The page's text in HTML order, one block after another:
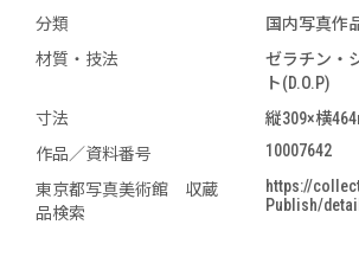
分類
国内写真作
材質・技法
ゼラチン・
ト(D.O.P)
寸法
縦309×横
作品／資料番号
10007642
東京都写真美術館 収蔵
品検索
https://
Publish/